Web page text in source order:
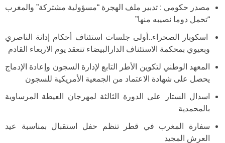
مصدر حكومي : تدبير ملف الهجرة “مسؤولية مشتركة” والمغرب
“تحمل دوما نصيبه منها”
اسكوبار الصحراء..أولى جلسات استئناف أحكام إدانة الناصري
وبعيوي بمحكمة الاستئناف الدارالبيضاء تنعقد يوم الاربعاء القادم
المعهد الوطني لتكوين الأطر التابع لإدارة السجون وإعادة الإدماج
يحصل على شهادة الاعتماد من الجمعية الأمريكية للسجون
اسدال الستار على الدورة الثالثة لمهرجان العيطة المرساوية
بالمحمدية
سفارة المغرب في قطر تنظم حفل استقبال بمناسبة عيد
العرش المجيد